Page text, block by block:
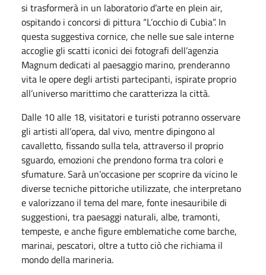
si trasformerà in un laboratorio d’arte en plein air,
ospitando i concorsi di pittura “L’occhio di Cubia”. In
questa suggestiva cornice, che nelle sue sale interne
accoglie gli scatti iconici dei fotografi dell’agenzia
Magnum dedicati al paesaggio marino, prenderanno
vita le opere degli artisti partecipanti, ispirate proprio
all’universo marittimo che caratterizza la città.
Dalle 10 alle 18, visitatori e turisti potranno osservare
gli artisti all’opera, dal vivo, mentre dipingono al
cavalletto, fissando sulla tela, attraverso il proprio
sguardo, emozioni che prendono forma tra colori e
sfumature. Sarà un’occasione per scoprire da vicino le
diverse tecniche pittoriche utilizzate, che interpretano
e valorizzano il tema del mare, fonte inesauribile di
suggestioni, tra paesaggi naturali, albe, tramonti,
tempeste, e anche figure emblematiche come barche,
marinai, pescatori, oltre a tutto ciò che richiama il
mondo della marineria.